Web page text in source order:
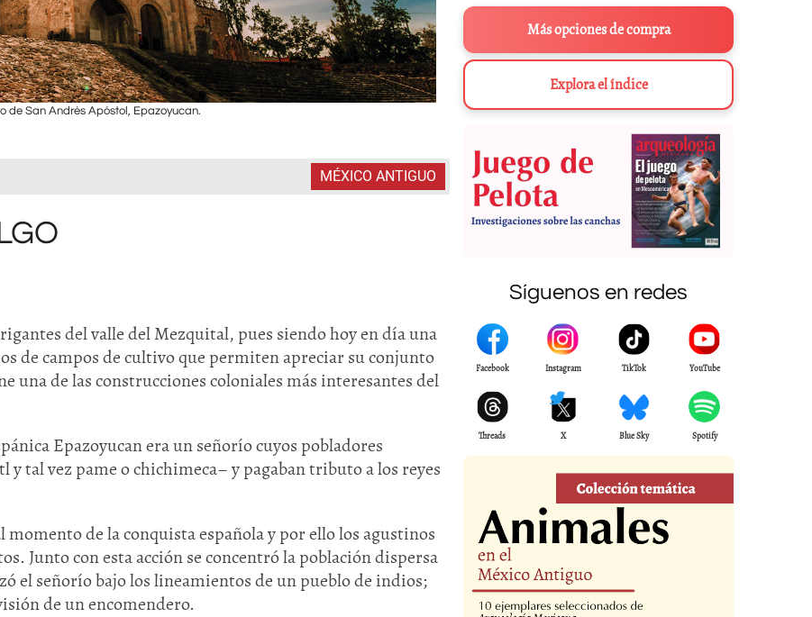
de San Andrés Apóstol, Epazoyucan. Ex Convento de San
MÉXICO ANTIGUO
del valle del Mezquital, pues siendo hoy en día una
de campos de cultivo que permiten apreciar su conjunto
una de las construcciones coloniales más interesantes del
Epazoyucan era un señorío cuyos pobladores
tal vez pame o chichimeca– y pagaban tributo a los reyes
de la conquista española y por ello los agustinos
Junto con esta acción se concentró la población dispersa
el señorío bajo los lineamientos de un pueblo de indios;
de un encomendero.
Más opciones de compra
Explora el índice
Síguenos en redes
Facebook Instagram TikTok YouTube
Threads X Blue Sky Spotify